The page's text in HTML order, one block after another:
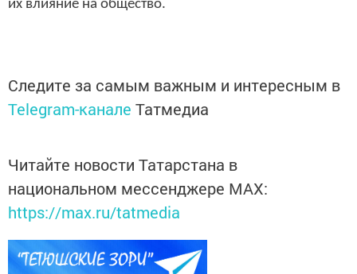
их влияние на общество.
Следите за самым важным и интересным в
Telegram-канале Татмедиа
Читайте новости Татарстана в
национальном мессенджере MАХ:
https://max.ru/tatmedia